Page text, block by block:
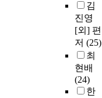
김
진영
[외] 편
저 (25)
최
현배
(24)
한